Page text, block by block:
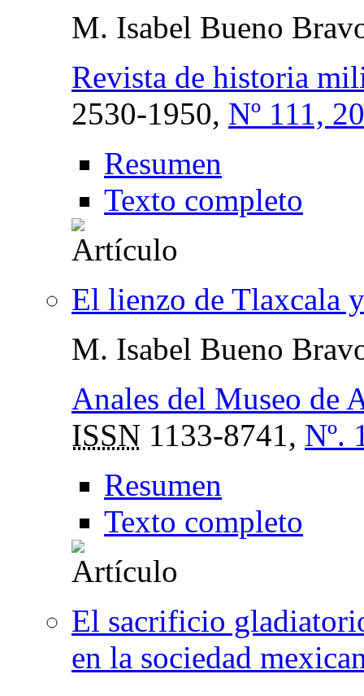
M. Isabel Bueno
Revista de historia
2530-1950, Nº 111,
Resumen
Texto completo
El lienzo de Tlaxcala
M. Isabel Bueno
Anales del Museo de
ISSN 1133-8741, Nº.
Resumen
Texto completo
El sacrificio
en la sociedad